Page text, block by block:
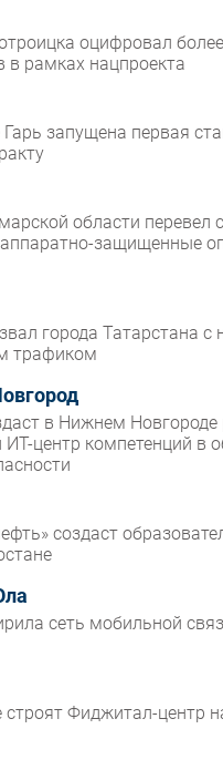
оцифровал
в рамках нацпроекта
Гарь запущена первая
области перевел
защищенные
города Татарстана
трафиком
в Нижнем Новгороде
ИТ-центр компетенций в
создаст
сеть мобильной
строят Фиджитал-центр